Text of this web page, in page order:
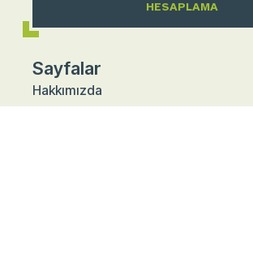
HESAPLAMA
Sayfalar
Hakkımızda